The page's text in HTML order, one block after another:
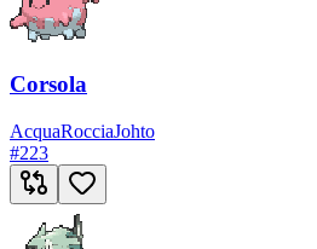
Corsola
AcquaRocciaJohto
#223